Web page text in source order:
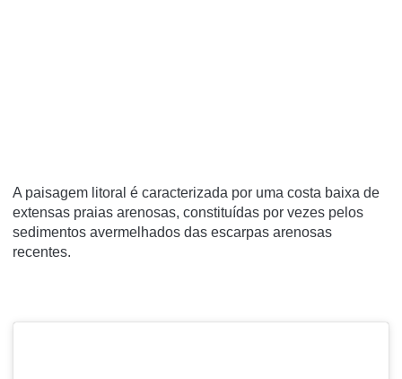
A paisagem litoral é caracterizada por uma costa baixa de
extensas praias arenosas, constituídas por vezes pelos
sedimentos avermelhados das escarpas arenosas
recentes.